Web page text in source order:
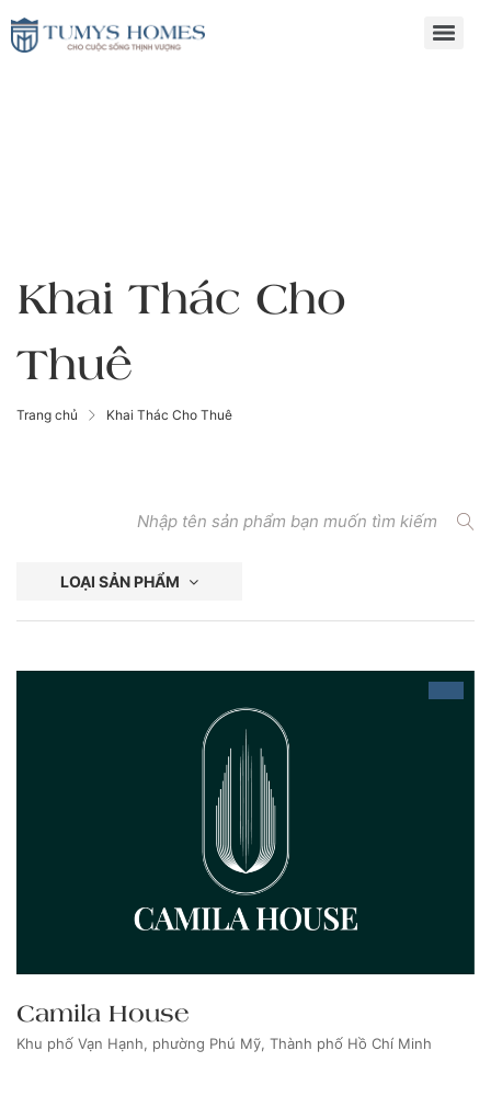
Khai Thác Cho
Thuê
Trang chủ Khai Thác Cho Thuê
LOẠI SẢN PHẨM
Camila House
Khu phố Vạn Hạnh, phường Phú Mỹ, Thành phố Hồ Chí Minh